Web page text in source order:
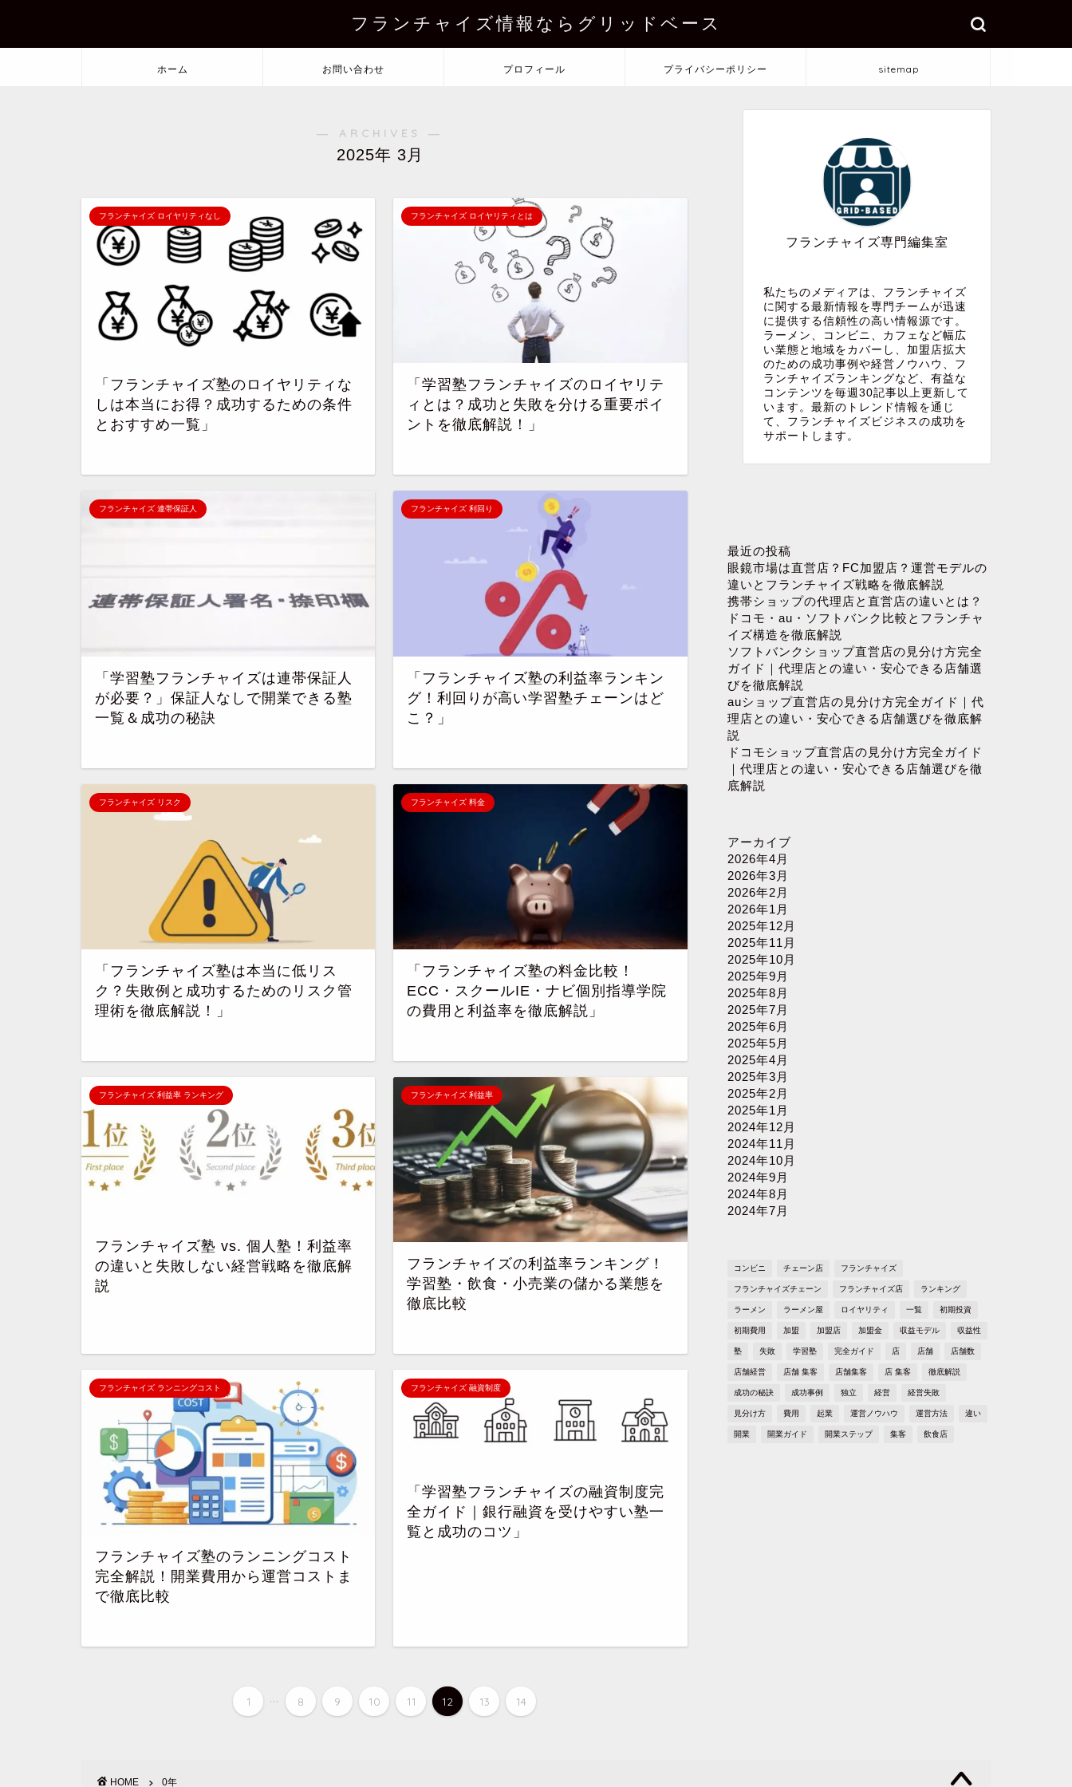
フランチャイズ情報ならグリッドベース
ホーム お問い合わせ プロフィール プライバシーポリシー sitemap
― ARCHIVES ―
2025年 3月
フランチャイズ ロイヤリティなし
「フランチャイズ塾のロイヤリティな
しは本当にお得？成功するための条件
とおすすめ一覧」
フランチャイズ ロイヤリティとは
「学習塾フランチャイズのロイヤリテ
ィとは？成功と失敗を分ける重要ポイ
ントを徹底解説！」
フランチャイズ 連帯保証人
「学習塾フランチャイズは連帯保証人
が必要？」保証人なしで開業できる塾
一覧＆成功の秘訣
フランチャイズ 利回り
「フランチャイズ塾の利益率ランキン
グ！利回りが高い学習塾チェーンはど
こ？」
フランチャイズ リスク
「フランチャイズ塾は本当に低リス
ク？失敗例と成功するためのリスク管
理術を徹底解説！」
フランチャイズ 料金
「フランチャイズ塾の料金比較！
ECC・スクールIE・ナビ個別指導学院
の費用と利益率を徹底解説」
フランチャイズ 利益率 ランキング
フランチャイズ塾 vs. 個人塾！利益率
の違いと失敗しない経営戦略を徹底解
説
フランチャイズ 利益率
フランチャイズの利益率ランキング！
学習塾・飲食・小売業の儲かる業態を
徹底比較
フランチャイズ ランニングコスト
フランチャイズ塾のランニングコスト
完全解説！開業費用から運営コストま
で徹底比較
フランチャイズ 融資制度
「学習塾フランチャイズの融資制度完
全ガイド｜銀行融資を受けやすい塾一
覧と成功のコツ」
1 ... 8 9 10 11 12 13 14
フランチャイズ専門編集室
私たちのメディアは、フランチャイズ
に関する最新情報を専門チームが迅速
に提供する信頼性の高い情報源です。
ラーメン、コンビニ、カフェなど幅広
い業態と地域をカバーし、加盟店拡大
のための成功事例や経営ノウハウ、フ
ランチャイズランキングなど、有益な
コンテンツを毎週30記事以上更新して
います。最新のトレンド情報を通じ
て、フランチャイズビジネスの成功を
サポートします。
最近の投稿
眼鏡市場は直営店？FC加盟店？運営モデルの
違いとフランチャイズ戦略を徹底解説
携帯ショップの代理店と直営店の違いとは？
ドコモ・au・ソフトバンク比較とフランチャ
イズ構造を徹底解説
ソフトバンクショップ直営店の見分け方完全
ガイド｜代理店との違い・安心できる店舗選
びを徹底解説
auショップ直営店の見分け方完全ガイド｜代
理店との違い・安心できる店舗選びを徹底解
説
ドコモショップ直営店の見分け方完全ガイド
｜代理店との違い・安心できる店舗選びを徹
底解説
アーカイブ
2026年4月
2026年3月
2026年2月
2026年1月
2025年12月
2025年11月
2025年10月
2025年9月
2025年8月
2025年7月
2025年6月
2025年5月
2025年4月
2025年3月
2025年2月
2025年1月
2024年12月
2024年11月
2024年10月
2024年9月
2024年8月
2024年7月
コンビニ チェーン店 フランチャイズ
フランチャイズチェーン フランチャイズ店 ランキング
ラーメン ラーメン屋 ロイヤリティ 一覧 初期投資
初期費用 加盟 加盟店 加盟金 収益モデル 収益性
塾 失敗 学習塾 完全ガイド 店 店舗 店舗数
店舗経営 店舗 集客 店舗集客 店 集客 徹底解説
成功の秘訣 成功事例 独立 経営 経営失敗
見分け方 費用 起業 運営ノウハウ 運営方法 違い
開業 開業ガイド 開業ステップ 集客 飲食店
HOME 0年